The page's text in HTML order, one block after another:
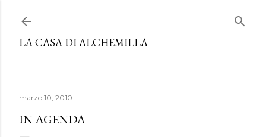
LA CASA DI ALCHEMILLA
marzo 10, 2010
IN AGENDA